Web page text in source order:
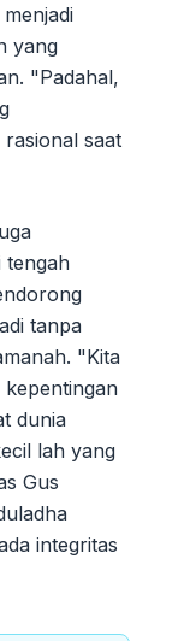
yang
"Padahal,
saat
tengah
tanpa
"Kita
dunia
lah yang
Gus
integritas